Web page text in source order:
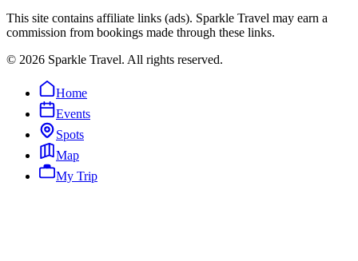
This site contains affiliate links (ads). Sparkle Travel may earn a
commission from bookings made through these links.
© 2026 Sparkle Travel. All rights reserved.
Home
Events
Spots
Map
My Trip